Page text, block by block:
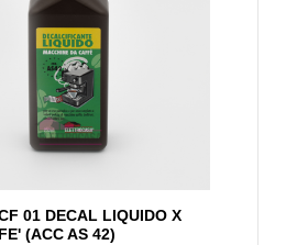
01 DECAL LIQUIDO X
(ACC AS 42)